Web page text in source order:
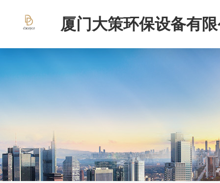
厦门大策环保设备有